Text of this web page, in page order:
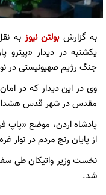
به گزارش بولتن نیوزبه
یکشنبه در دیدار «پیترو
جنگ رژیم صهیونیستی در
وی در این دیدار که در
مقدس در شهر قدس
پادشاه اردن، موضع «پاپ
از پایان رنج مردم در نوار
نخست وزیر واتیکان طی
شد.